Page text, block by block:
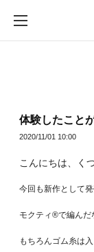
ニ
ュ
を
体験したこと
2020/11/01 10:00
こんにちは、く
今回も新作として
モクティ®で編んだ
もちろんゴム糸は入